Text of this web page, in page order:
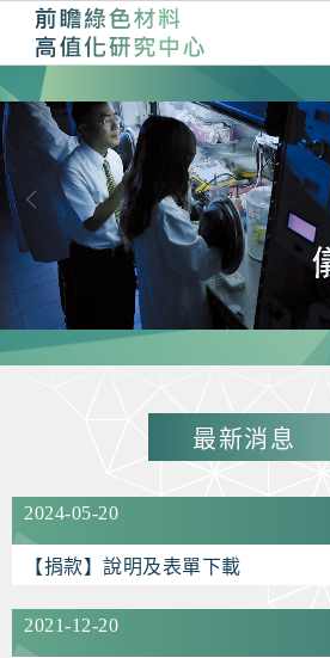
最新消息
2024-05-20
【捐款】說明及表單下載
2021-12-20